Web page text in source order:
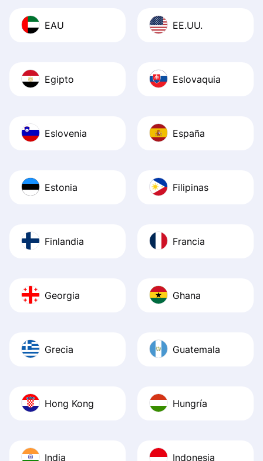
EAU EE.UU.
Egipto Eslovaquia
Eslovenia España
Estonia Filipinas
Finlandia Francia
Georgia Ghana
Grecia Guatemala
Hong Kong Hungría
India Indonesia